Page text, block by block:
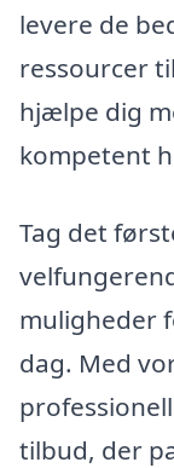
levere de
ressourcer
hjælpe dig
kompetent
Tag det
muligheder
dag. Med
tilbud, der